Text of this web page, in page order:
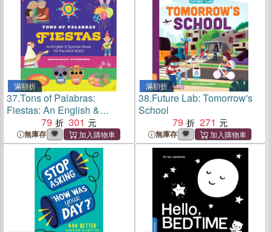
滿額折
37.Tons of Palabras:
Fiestas: An English &
Spanish Book for the Real
World
79 301
無庫存
滿額折
38.Future Lab: Tomorrow's
School
79
271
無庫存